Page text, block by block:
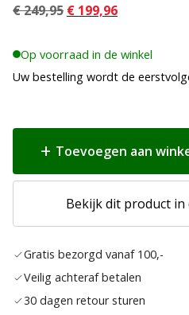
€249,95 Oorspronkelijke
was:
€ 199,96Huidige
is:
Op voorraad in de winkel
Uw bestelling wordt de
Toevoegen aan
Bekijk dit product in
Gratis bezorgd vanaf 100,-
Veilig achteraf betalen
30 dagen retour sturen